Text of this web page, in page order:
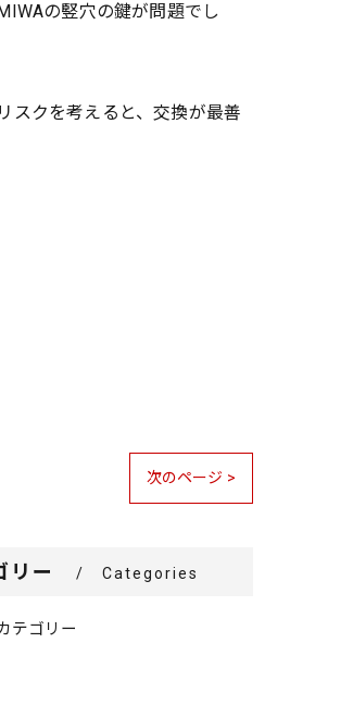
の竪穴の鍵が問題でし
スクを考えると、交換が最善
次のページ >
リー Categories
テゴリー